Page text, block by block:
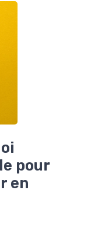
pour
en